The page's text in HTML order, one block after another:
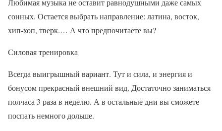
Любимая музыка не оставит равнодушными даже самых
сонных. Остается выбрать направление: латина, восток,
хип-хоп, тверк.… А что предпочитаете вы?
Силовая тренировка
Всегда выигрышный вариант. Тут и сила, и энергия и
бонусом прекрасный внешний вид. Достаточно заниматься
полчаса 3 раза в неделю. А в остальные дни вы сможете
поспать немного дольше.